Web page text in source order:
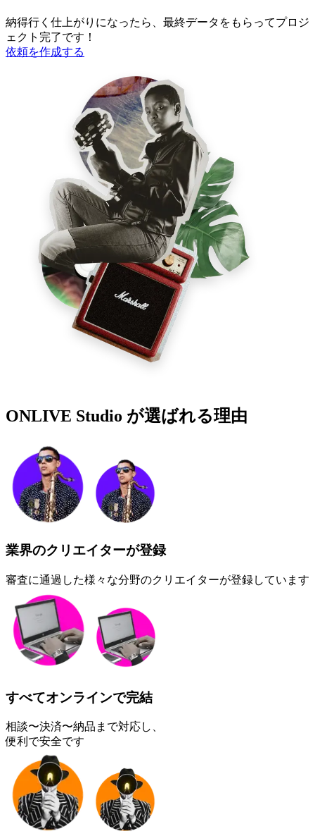
納得行く仕上がりになったら、最終データをもらってプロジ
ェクト完了です！
依頼を作成する
ONLIVE Studio が選ばれる理由
業界のクリエイターが登録
審査に通過した様々な分野のクリエイターが登録しています
すべてオンラインで完結
相談〜決済〜納品まで対応し、
便利で安全です